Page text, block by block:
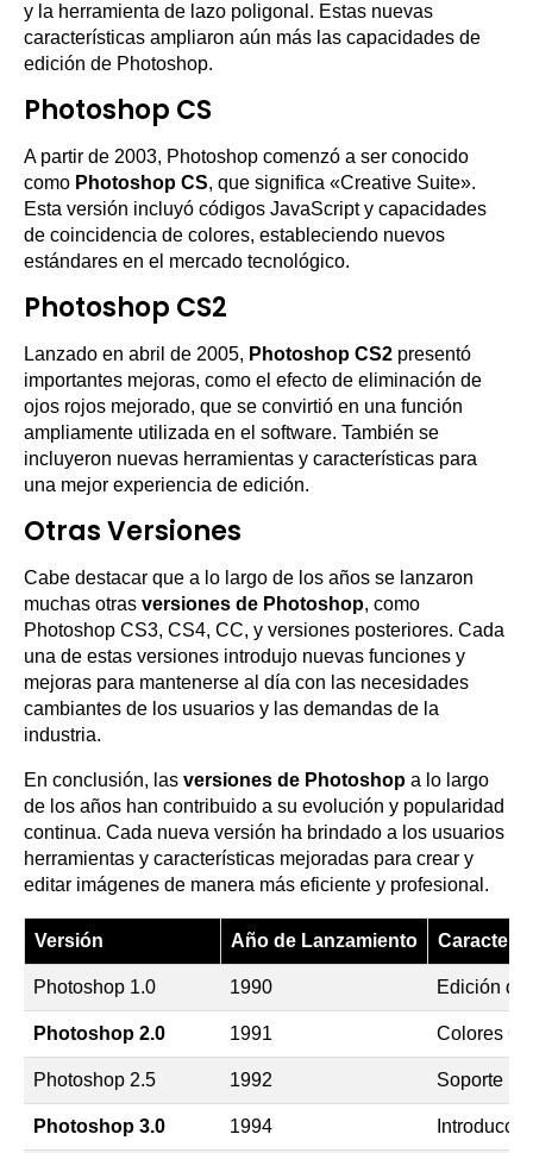
y la herramienta de lazo poligonal. Estas nuevas
características ampliaron aún más las capacidades de
edición de Photoshop.
Photoshop CS
A partir de 2003, Photoshop comenzó a ser conocido
como Photoshop CS, que significa «Creative Suite».
Esta versión incluyó códigos JavaScript y capacidades
de coincidencia de colores, estableciendo nuevos
estándares en el mercado tecnológico.
Photoshop CS2
Lanzado en abril de 2005, Photoshop CS2 presentó
importantes mejoras, como el efecto de eliminación de
ojos rojos mejorado, que se convirtió en una función
ampliamente utilizada en el software. También se
incluyeron nuevas herramientas y características para
una mejor experiencia de edición.
Otras Versiones
Cabe destacar que a lo largo de los años se lanzaron
muchas otras versiones de Photoshop, como
Photoshop CS3, CS4, CC, y versiones posteriores. Cada
una de estas versiones introdujo nuevas funciones y
mejoras para mantenerse al día con las necesidades
cambiantes de los usuarios y las demandas de la
industria.
En conclusión, las versiones de Photoshop a lo largo
de los años han contribuido a su evolución y popularidad
continua. Cada nueva versión ha brindado a los usuarios
herramientas y características mejoradas para crear y
editar imágenes de manera más eficiente y profesional.
Versión Año de Lanzamiento
Photoshop 1.0 1990 Edición de
Photoshop 2.0 1991 Colores
Photoshop 2.5 1992 Soporte
Photoshop 3.0 1994